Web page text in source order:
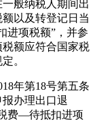
般纳税人期间出
以及转登记日当
进项税额”，并参
额应符合国家税
。
年第18号第五条
办理出口退
费—待抵扣进项